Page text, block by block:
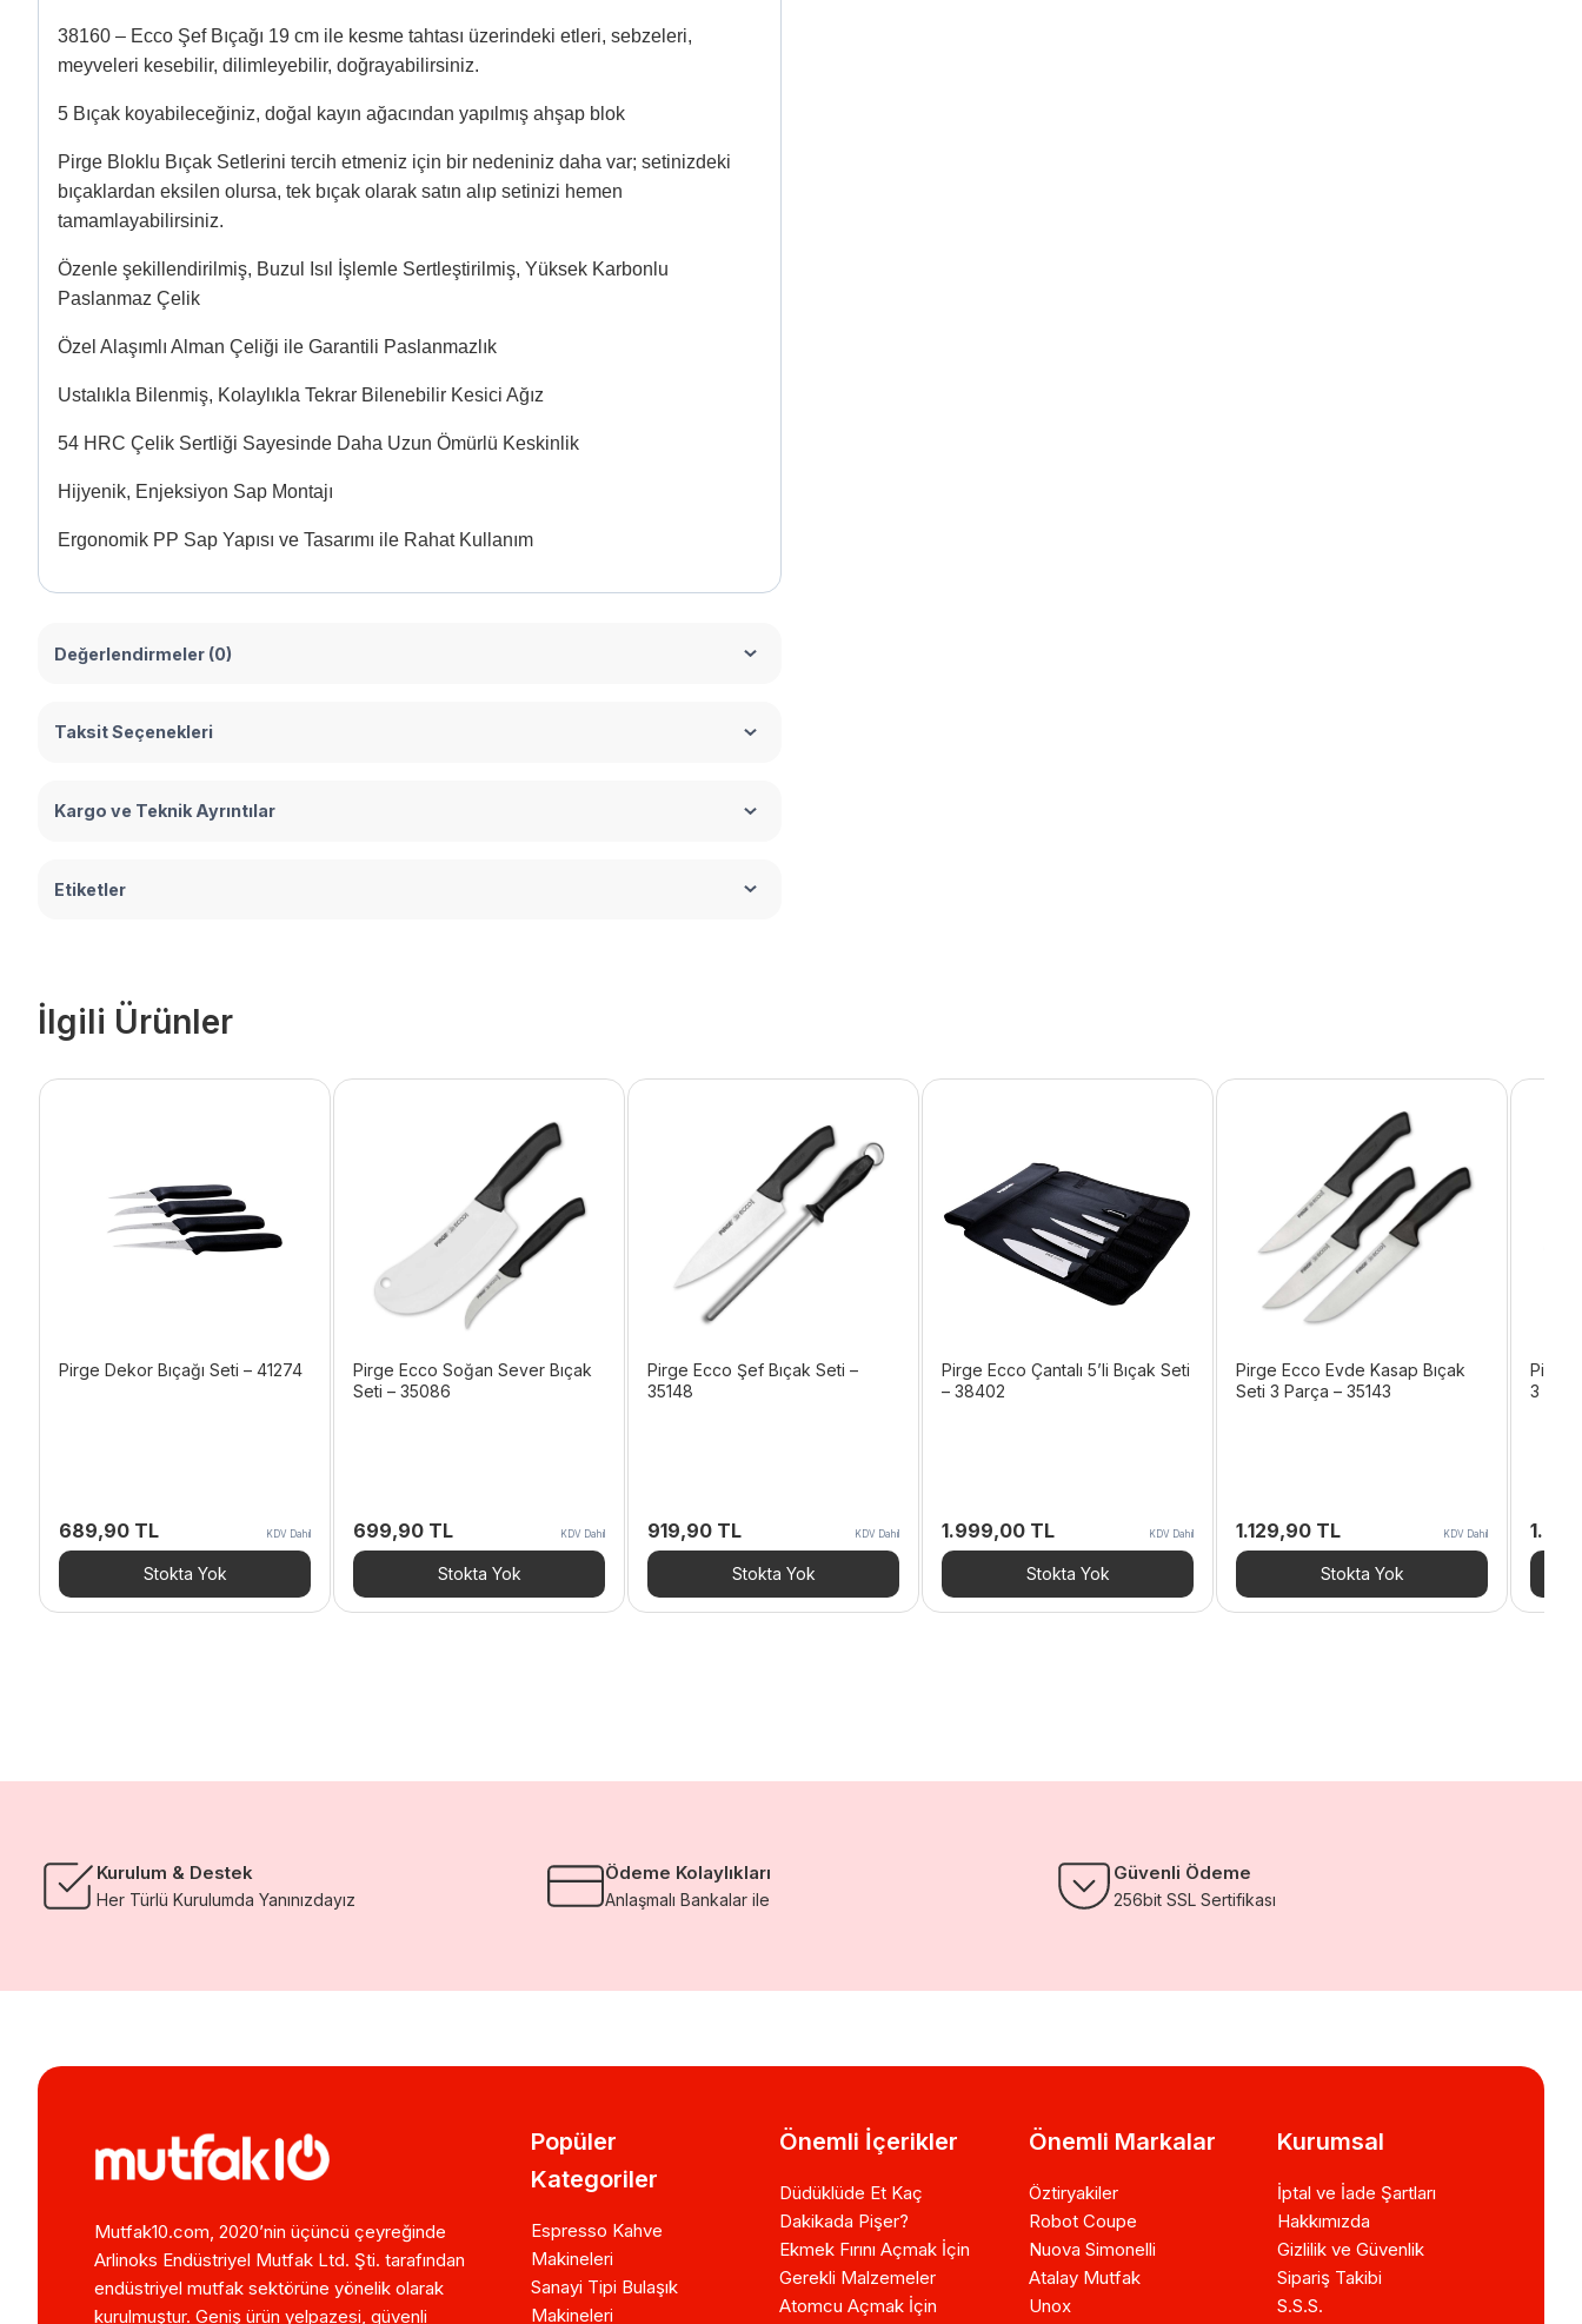
38160 – Ecco Şef Bıçağı 19 cm ile kesme tahtası üzerindeki etleri, sebzeleri,
meyveleri kesebilir, dilimleyebilir, doğrayabilirsiniz.
5 Bıçak koyabileceğiniz, doğal kayın ağacından yapılmış ahşap blok
Pirge Bloklu Bıçak Setlerini tercih etmeniz için bir nedeniniz daha var; setinizdeki
bıçaklardan eksilen olursa, tek bıçak olarak satın alıp setinizi hemen
tamamlayabilirsiniz.
Özenle şekillendirilmiş, Buzul Isıl İşlemle Sertleştirilmiş, Yüksek Karbonlu
Paslanmaz Çelik
Özel Alaşımlı Alman Çeliği ile Garantili Paslanmazlık
Ustalıkla Bilenmiş, Kolaylıkla Tekrar Bilenebilir Kesici Ağız
54 HRC Çelik Sertliği Sayesinde Daha Uzun Ömürlü Keskinlik
Hijyenik, Enjeksiyon Sap Montajı
Ergonomik PP Sap Yapısı ve Tasarımı ile Rahat Kullanım
Değerlendirmeler (0)
Taksit Seçenekleri
Kargo ve Teknik Ayrıntılar
Etiketler
İlgili Ürünler
Pirge Dekor Bıçağı Seti – 41274
689,90 TL KDV Dahil
Stokta Yok
Pirge Ecco Soğan Sever Bıçak
Seti – 35086
699,90 TL KDV Dahil
Stokta Yok
Pirge Ecco Şef Bıçak Seti –
35148
919,90 TL KDV Dahil
Stokta Yok
Pirge Ecco Çantalı 5’li Bıçak Seti
– 38402
1.999,00 TL KDV Dahil
Stokta Yok
Pirge Ecco Evde Kasap Bıçak
Seti 3 Parça – 35143
1.129,90 TL KDV Dahil
Stokta Yok
Pirge
3
Kurulum & Destek
Her Türlü Kurulumda Yanınızdayız
Ödeme Kolaylıkları
Anlaşmalı Bankalar ile
Güvenli Ödeme
256bit SSL Sertifikası
Mutfak10.com, 2020’nin üçüncü çeyreğinde
Arlinoks Endüstriyel Mutfak Ltd. Şti. tarafından
endüstriyel mutfak sektörüne yönelik olarak
kurulmuştur. Geniş ürün yelpazesi, güvenli
Popüler
Kategoriler
Espresso Kahve
Makineleri
Sanayi Tipi Bulaşık
Makineleri
Önemli İçerikler
Düdüklüde Et Kaç
Dakikada Pişer?
Ekmek Fırını Açmak İçin
Gerekli Malzemeler
Atomcu Açmak İçin
Önemli Markalar
Öztiryakiler
Robot Coupe
Nuova Simonelli
Atalay Mutfak
Unox
Kurumsal
İptal ve İade Şartları
Hakkımızda
Gizlilik ve Güvenlik
Sipariş Takibi
S.S.S.